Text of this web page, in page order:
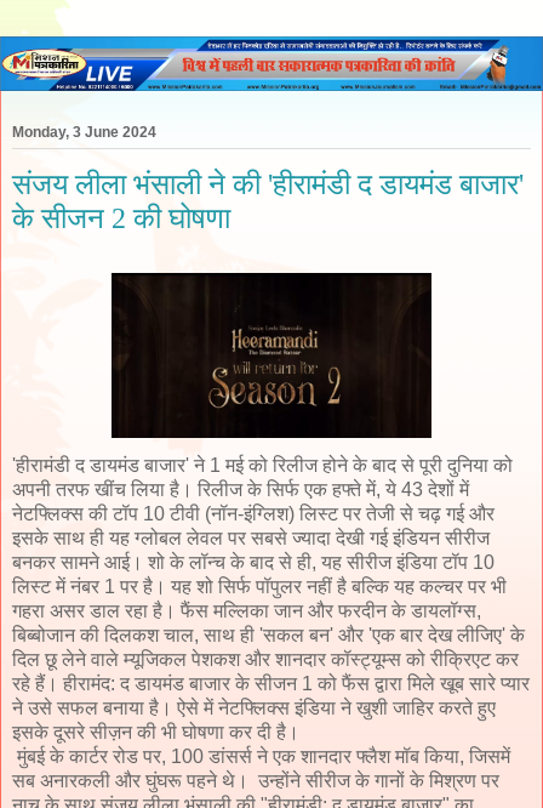
Monday, 3 June 2024
संजय लीला भंसाली ने की 'हीरामंडी द डायमंड बाजार'
के सीजन 2 की घोषणा
'हीरामंडी द डायमंड बाजार' ने 1 मई को रिलीज होने के बाद से पूरी दुनिया को
अपनी तरफ खींच लिया है। रिलीज के सिर्फ एक हफ्ते में, ये 43 देशों में
नेटफ्लिक्स की टॉप 10 टीवी (नॉन-इंग्लिश) लिस्ट पर तेजी से चढ़ गई और
इसके साथ ही यह ग्लोबल लेवल पर सबसे ज्यादा देखी गई इंडियन सीरीज
बनकर सामने आई। शो के लॉन्च के बाद से ही, यह सीरीज इंडिया टॉप 10
लिस्ट में नंबर 1 पर है। यह शो सिर्फ पॉपुलर नहीं है बल्कि यह कल्चर पर भी
गहरा असर डाल रहा है। फैंस मल्लिका जान और फरदीन के डायलॉग्स,
बिब्बोजान की दिलकश चाल, साथ ही 'सकल बन' और 'एक बार देख लीजिए' के
दिल छू लेने वाले म्यूजिकल पेशकश और शानदार कॉस्ट्यूम्स को रीक्रिएट कर
रहे हैं। हीरामंद: द डायमंड बाजार के सीजन 1 को फैंस द्वारा मिले खूब सारे प्यार
ने उसे सफल बनाया है। ऐसे में नेटफ्लिक्स इंडिया ने खुशी जाहिर करते हुए
इसके दूसरे सीज़न की भी घोषणा कर दी है।
मुंबई के कार्टर रोड पर, 100 डांसर्स ने एक शानदार फ्लैश मॉब किया, जिसमें
सब अनारकली और घुंघरू पहने थे। उन्होंने सीरीज के गानों के मिश्रण पर